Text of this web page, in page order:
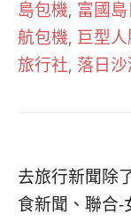
島包機, 富國
航包機, 巨型
旅行社, 落日沙
去旅行新聞除
食新聞、聯合